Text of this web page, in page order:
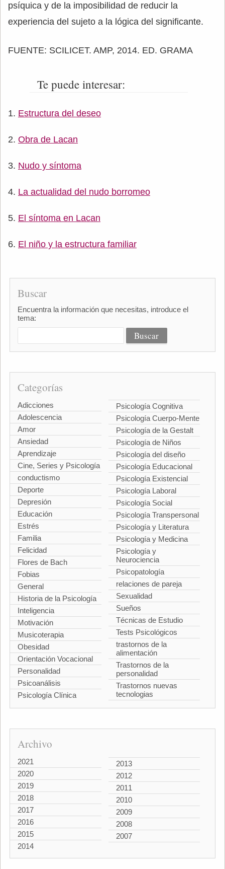
psíquica y de la imposibilidad de reducir la
experiencia del sujeto a la lógica del significante.
FUENTE: SCILICET. AMP, 2014. ED. GRAMA
Te puede interesar:
Estructura del deseo
Obra de Lacan
Nudo y síntoma
La actualidad del nudo borromeo
El síntoma en Lacan
El niño y la estructura familiar
Buscar
Encuentra la información que necesitas, introduce el
tema:
Categorías
Adicciones
Adolescencia
Amor
Ansiedad
Aprendizaje
Cine, Series y Psicología
conductismo
Deporte
Depresión
Educación
Estrés
Familia
Felicidad
Flores de Bach
Fobias
General
Historia de la Psicología
Inteligencia
Motivación
Musicoterapia
Obesidad
Orientación Vocacional
Personalidad
Psicoanálisis
Psicología Clínica
Psicología Cognitiva
Psicología Cuerpo-Mente
Psicología de la Gestalt
Psicología de Niños
Psicología del diseño
Psicología Educacional
Psicología Existencial
Psicología Laboral
Psicología Social
Psicología Transpersonal
Psicología y Literatura
Psicología y Medicina
Psicología y
Neurociencia
Psicopatología
relaciones de pareja
Sexualidad
Sueños
Técnicas de Estudio
Tests Psicológicos
trastornos de la
alimentación
Trastornos de la
personalidad
Trastornos nuevas
tecnologias
Archivo
2021
2020
2019
2018
2017
2016
2015
2014
2013
2012
2011
2010
2009
2008
2007